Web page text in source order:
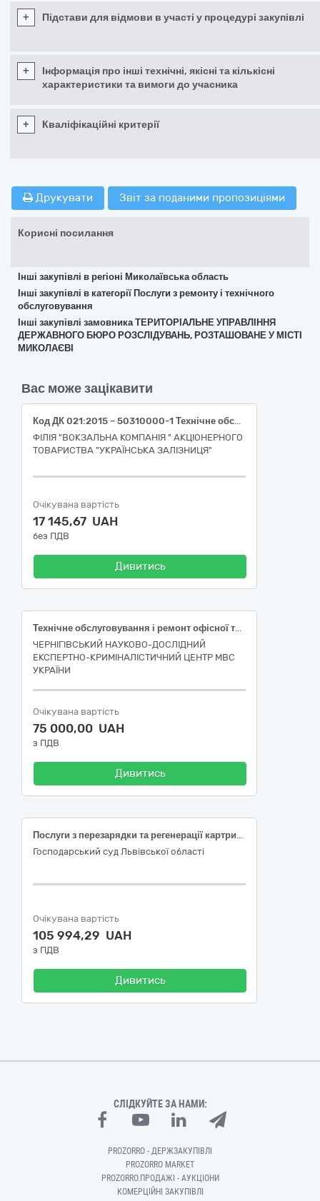
+ Підстави для відмови в участі у процедурі закупівлі
+
Інформація про інші технічні, якісні та кількісні
характеристики та вимоги до учасника
+ Кваліфікаційні критерії
Друкувати Звіт за поданими пропозиціями
Корисні посилання
Інші закупівлі в регіоні Миколаївська область
Інші закупівлі в категорії Послуги з ремонту і технічного
обслуговування
Інші закупівлі замовника ТЕРИТОРІАЛЬНЕ УПРАВЛІННЯ
ДЕРЖАВНОГО БЮРО РОЗСЛІДУВАНЬ, РОЗТАШОВАНЕ У МІСТІ
МИКОЛАЄВІ
Вас може зацікавити
Код ДК 021:2015 – 50310000-1 Технічне обслуговування і ремонт офісної техніки (Послуги з заправки та відновлення картриджів, послуги з технічного обслуговування багатофункціонального пристрою)
ФІЛІЯ "ВОКЗАЛЬНА КОМПАНІЯ " АКЦІОНЕРНОГО
ТОВАРИСТВА "УКРАЇНСЬКА ЗАЛІЗНИЦЯ"
Очікувана вартість
17 145,67 UAH
без ПДВ
Дивитись
Технічне обслуговування і ремонт офісної техніки (послуги з заправки та відновлення картриджів)
ЧЕРНІГІВСЬКИЙ НАУКОВО-ДОСЛІДНИЙ
ЕКСПЕРТНО-КРИМІНАЛІСТИЧНИЙ ЦЕНТР МВС
УКРАЇНИ
Очікувана вартість
75 000,00 UAH
з ПДВ
Дивитись
Послуги з перезарядки та регенерації картриджів, тонерів Код ДК 021:2015 (CPV) 50310000-1 Технічне обслуговування і ремонт офісної техніки.
Господарський суд Львівської області
Очікувана вартість
105 994,29 UAH
з ПДВ
Дивитись
СЛІДКУЙТЕ ЗА НАМИ:
PROZORRO - ДЕРЖЗАКУПІВЛІ
PROZORRO MARKET
PROZORRO.ПРОДАЖІ - АУКЦІОНИ
КОМЕРЦІЙНІ ЗАКУПІВЛІ